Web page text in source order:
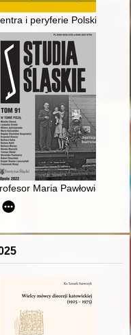
notitia : księga
i peryferie Polski
organizacji i realia jej
Maria Pawłowiczowa